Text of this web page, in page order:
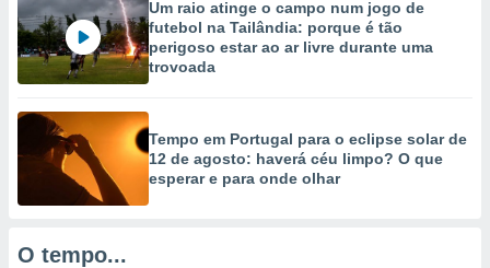
utilizar
criar
dos
Um raio atinge o campo num jogo de
futebol na Tailândia: porque é tão
perigoso estar ao ar livre durante uma
trovoada
Tempo em Portugal para o eclipse solar de
12 de agosto: haverá céu limpo? O que
esperar e para onde olhar
O tempo...